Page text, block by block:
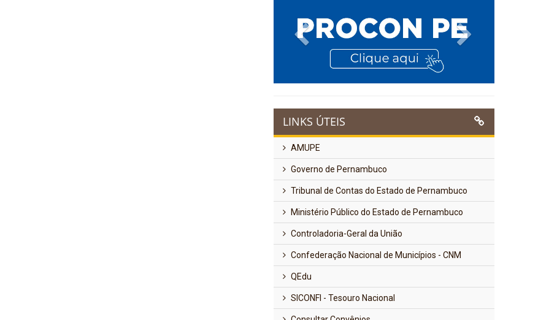
Previous
LINKS ÚTEIS
AMUPE
Governo de Pernambuco
Tribunal de Contas do Estado de Pernambuco
Ministério Público do Estado de Pernambuco
Controladoria-Geral da União
Confederação Nacional de Municípios - CNM
QEdu
SICONFI - Tesouro Nacional